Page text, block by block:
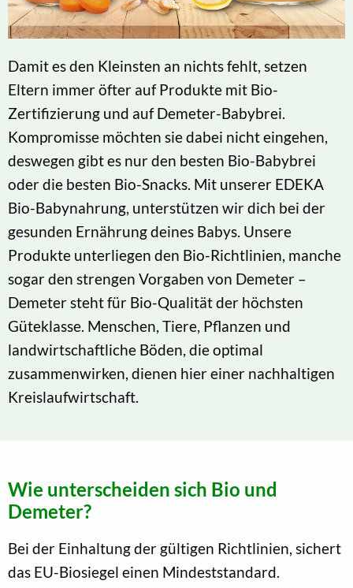
Damit es den Kleinsten an nichts fehlt, setzen
Eltern immer öfter auf Produkte mit Bio-
Zertifizierung und auf Demeter-Babybrei.
Kompromisse möchten sie dabei nicht eingehen,
deswegen gibt es nur den besten Bio-Babybrei
oder die besten Bio-Snacks. Mit unserer EDEKA
Bio-Babynahrung, unterstützen wir dich bei der
gesunden Ernährung deines Babys. Unsere
Produkte unterliegen den Bio-Richtlinien, manche
sogar den strengen Vorgaben von Demeter –
Demeter steht für Bio-Qualität der höchsten
Güteklasse. Menschen, Tiere, Pflanzen und
landwirtschaftliche Böden, die optimal
zusammenwirken, dienen hier einer nachhaltigen
Kreislaufwirtschaft.
Wie unterscheiden sich Bio und
Demeter?
Bei der Einhaltung der gültigen Richtlinien, sichert
das EU-Biosiegel einen Mindeststandard.